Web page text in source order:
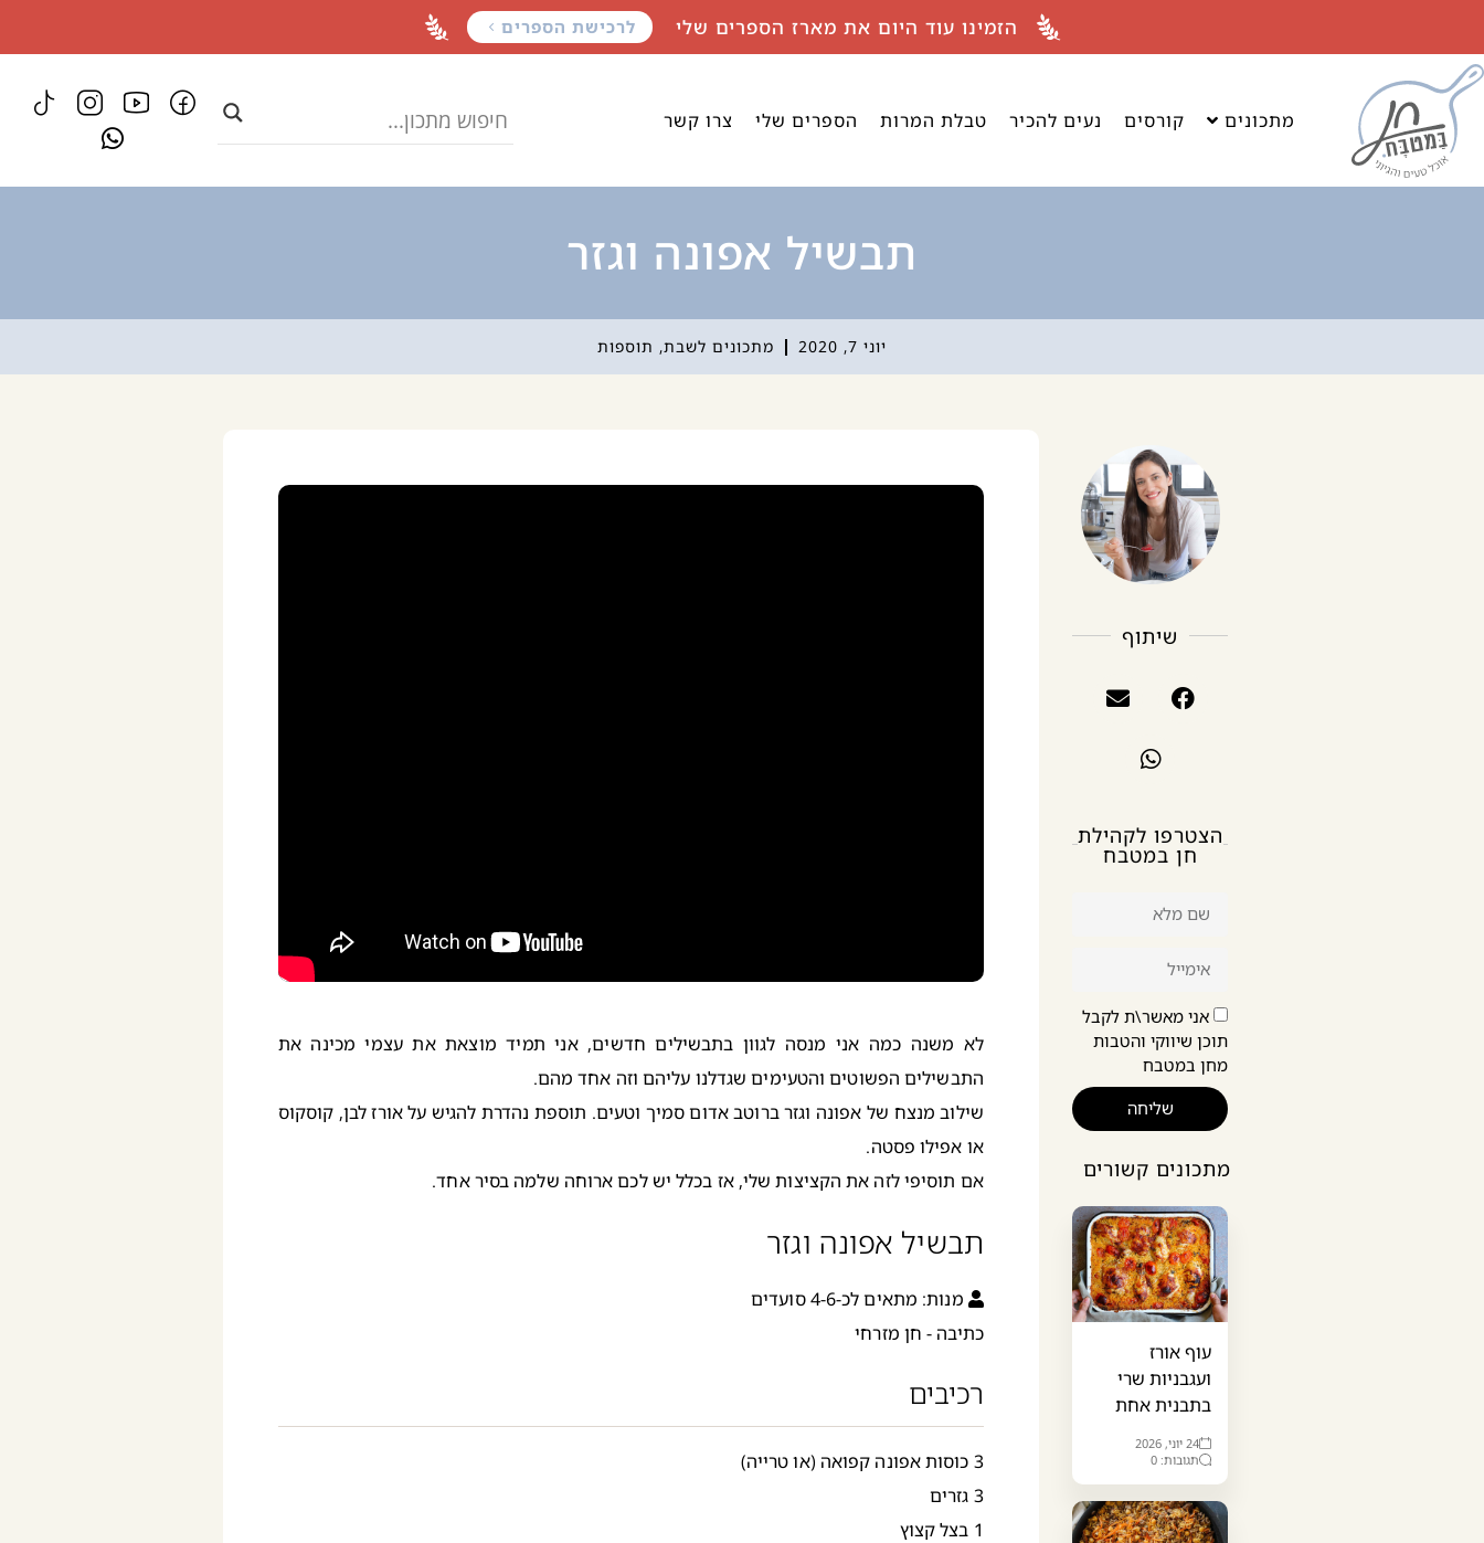
הזמינו עוד היום את מארז הספרים שלי לרכישת הספרים
מתכונים קורסים נעים להכיר טבלת המרות הספרים שלי צרו קשר
תבשיל אפונה וגזר
יוני 7, 2020 מתכונים לשבת, תוספות
שיתוף
הצטרפו לקהילת
חן במטבח
אני מאשר\ת לקבל
תוכן שיווקי והטבות
מחן במטבח
שליחה
מתכונים קשורים
עוף אורז
ועגבניות שרי
בתבנית אחת
24 יוני, 2026
תגובות: 0
לא משנה כמה אני מנסה לגוון בתבשילים חדשים, אני תמיד מוצאת את עצמי מכינה את
התבשילים הפשוטים והטעימים שגדלנו עליהם וזה אחד מהם.
שילוב מנצח של אפונה וגזר ברוטב אדום סמיך וטעים. תוספת נהדרת להגיש על אורז לבן, קוסקוס
או אפילו פסטה.
אם תוסיפי לזה את הקציצות שלי, אז בכלל יש לכם ארוחה שלמה בסיר אחד.
תבשיל אפונה וגזר
מנות: מתאים לכ-4-6 סועדים
כתיבה - חן מזרחי
רכיבים
3 כוסות אפונה קפואה (או טרייה)
3 גזרים
1 בצל קצוץ